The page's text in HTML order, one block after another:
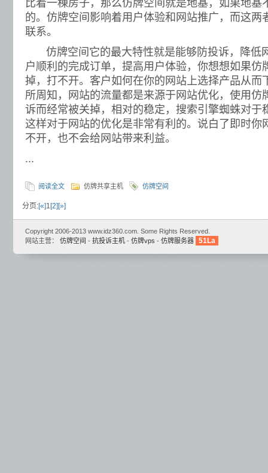
比着一棟房子，那么仿牌空间就是地基，如果地基
的。仿牌空间影响着用户体验和网站推广，而这两
联系。
仿牌空间它的最大特性就是能够防投诉，降低
户顺利的完成订单，提高用户体验，你想想如果仿
掉，打不开。客户如何在你的网站上选择产品从而
所周知，网站的流量都是来源于网站优化，使用仿
诉而经常被关掉，相对的稳定，搜索引擎蜘蛛对于
这样对于网站的优化是非常有利的。说白了即时你
不开，也不会给网站带来利益。
...
阅读全文 仿牌共享主机 仿牌空间
分页:[«]1 [2] [»]
Copyright 2006-2013 www.idz360.com. Some Rights Reserved.
网站主营： 仿牌空间 - 抗投诉主机 - 仿牌vps - 仿牌服务器 51La